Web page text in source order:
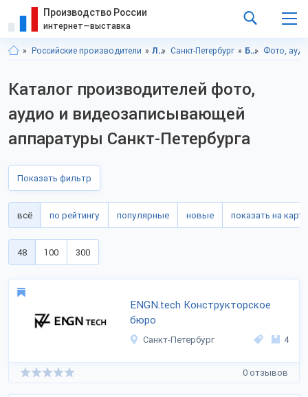
Производство России
интернет—выставка
Российские производители Ленинградская область Санкт-Петербург Бытовая техника, электроника Фото,
Каталог производителей фото,
аудио и видеозаписывающей
аппаратуры Санкт-Петербурга
Показать фильтр
всё по рейтингу популярные новые показать на карте
48 100 300
ENGN.tech Конструкторское
бюро
Санкт-Петербург 4
0 отзывов